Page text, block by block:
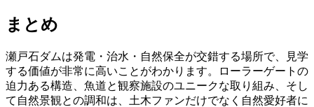
まとめ
瀬戸石ダムは発電・治水・自然保全が交錯する場所で、見学
する価値が非常に高いことがわかります。ローラーゲートの
迫力ある構造、魚道と観察施設のユニークな取り組み、そし
て自然景観との調和は、土木ファンだけでなく自然愛好者に